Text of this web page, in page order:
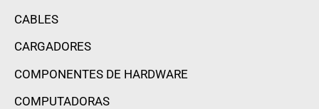
CABLES
CARGADORES
COMPONENTES DE HARDWARE
COMPUTADORAS